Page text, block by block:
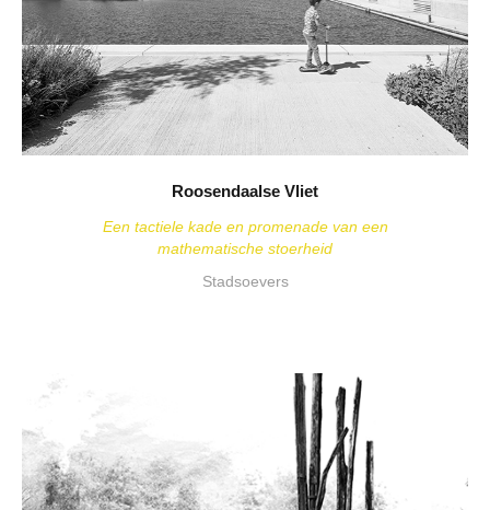
Roosendaalse Vliet
Een tactiele kade en promenade van een
mathematische stoerheid
Stadsoevers